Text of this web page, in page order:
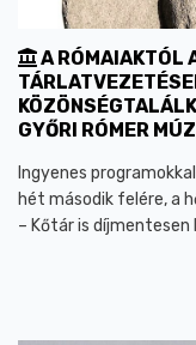
A RÓMAIAKTÓL
GYŐRI RÓMER
Ingyenes
hét második felére, a
– Kőtár is